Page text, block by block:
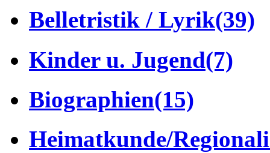
Belletristik / Lyrik(39)
Kinder u. Jugend(7)
Biographien(15)
Heimatkunde/